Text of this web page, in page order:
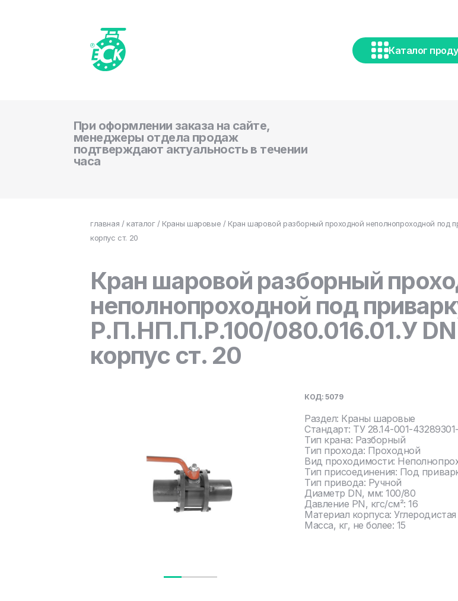
Каталог
При оформлении заказа на сайте,
менеджеры отдела продаж
подтверждают актуальность в течении
часа
главная / каталог/ Краны шаровые / Кран шаровой разборный проходной неполнопроходной под
корпус ст. 20
Кран шаровой разборный
неполнопроходной под
Р.П.НП.П.Р.100/080.016.01.У
корпус ст. 20
КОД: 5079
Раздел: Краны шаровые
Стандарт: ТУ 28.14-001-
Тип крана: Разборный
Тип прохода: Проходной
Вид проходимости:
Тип присоединения: Под
Тип привода: Ручной
Диаметр DN, мм: 100/80
Давление PN, кгс/см²: 16
Материал корпуса: Углеродистая
Масса, кг, не более: 15